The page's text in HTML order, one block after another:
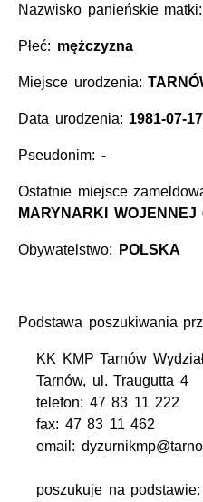
Nazwisko panieńskie matki:
Płeć: mężczyzna
Miejsce urodzenia:
Data urodzenia: 1981-07-17
Pseudonim: -
Ostatnie miejsce
MARYNARKI WOJENNEJ
Obywatelstwo: POLSKA
Podstawa poszukiwania
KK KMP Tarnów
Tarnów, ul. Traugutta 4
telefon: 47 83 11 222
fax: 47 83 11 462
email:
poszukuje na